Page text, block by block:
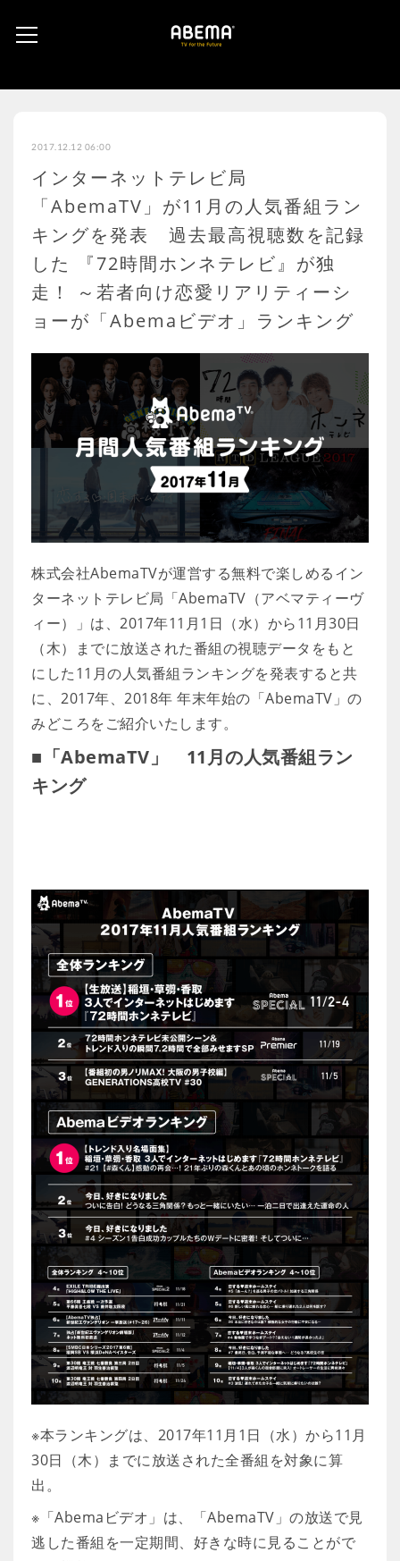
2017.12.12 06:00
インターネットテレビ局
「AbemaTV」が11月の人気番組ラン
キングを発表 過去最高視聴数を記録
した 『72時間ホンネテレビ』が独
走！ ～若者向け恋愛リアリティーシ
ョーが「Abemaビデオ」ランキング
株式会社AbemaTVが運営する無料で楽しめるイン
ターネットテレビ局「AbemaTV（アベマティーヴ
ィー）」は、2017年11月1日（水）から11月30日
（木）までに放送された番組の視聴データをもと
にした11月の人気番組ランキングを発表すると共
に、2017年、2018年 年末年始の「AbemaTV」の
みどころをご紹介いたします。
■「AbemaTV」 11月の人気番組ラン
キング
※本ランキングは、2017年11月1日（水）から11月
30日（木）までに放送された全番組を対象に算
出。
※「Abemaビデオ」は、「AbemaTV」の放送で見
逃した番組を一定期間、好きな時に見ることがで